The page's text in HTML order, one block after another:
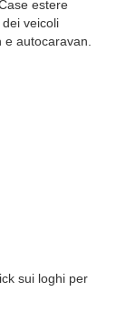
estere
veicoli
autocaravan.
sui loghi per